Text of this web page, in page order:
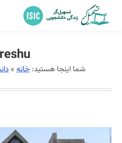
شما اینجا هستید: خانه »